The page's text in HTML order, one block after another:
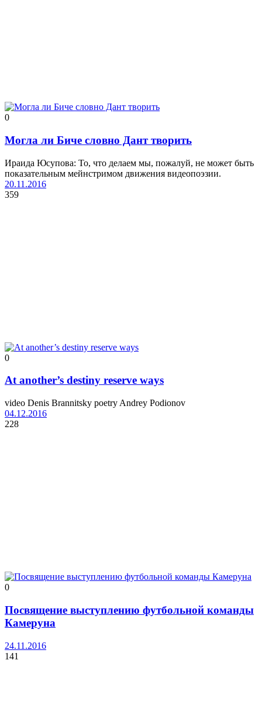
0
Могла ли Биче словно Дант творить
Ираида Юсупова: То, что делаем мы, пожалуй, не может быть
показательным мейнстримом движения видеопоэзии.
20.11.2016
359
0
At another’s destiny reserve ways
video Denis Brannitsky poetry Andrey Podionov
04.12.2016
228
0
Посвящение выступлению футбольной команды
Камеруна
24.11.2016
141